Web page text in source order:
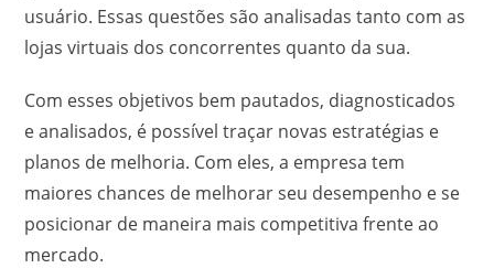
usuário. Essas questões são analisadas tanto com as
lojas virtuais dos concorrentes quanto da sua.
Com esses objetivos bem pautados, diagnosticados
e analisados, é possível traçar novas estratégias e
planos de melhoria. Com eles, a empresa tem
maiores chances de melhorar seu desempenho e se
posicionar de maneira mais competitiva frente ao
mercado.